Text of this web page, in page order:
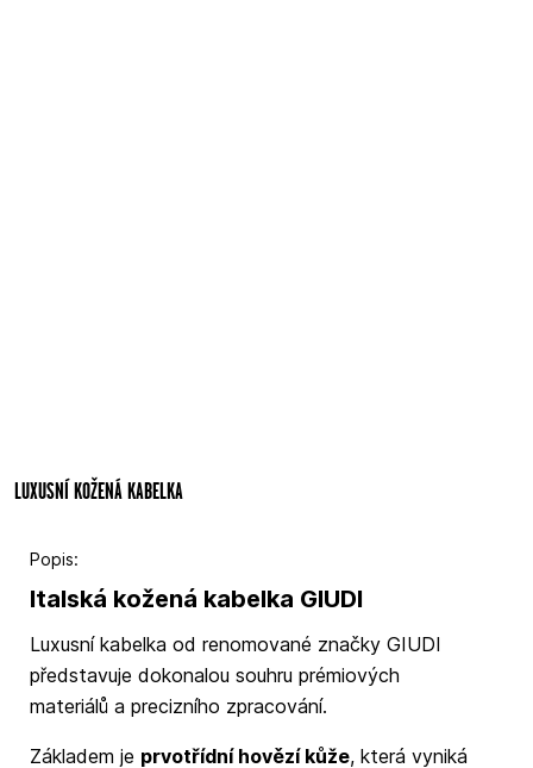
LUXUSNÍ KOŽENÁ KABELKA
Popis:
Italská kožená kabelka GIUDI
Luxusní kabelka od renomované značky GIUDI
představuje dokonalou souhru prémiových
materiálů a precizního zpracování.
Základem je prvotřídní hovězí kůže, která vyniká